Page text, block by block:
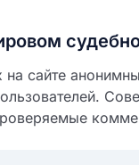
на сайте
публикацию
публикацию
ОСТАВИТЬ